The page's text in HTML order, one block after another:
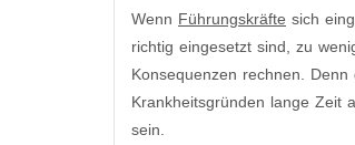
Wenn Führungskräfte sich
richtig eingesetzt sind, zu
Konsequenzen rechnen.
Krankheitsgründen lange Zeit
sein.